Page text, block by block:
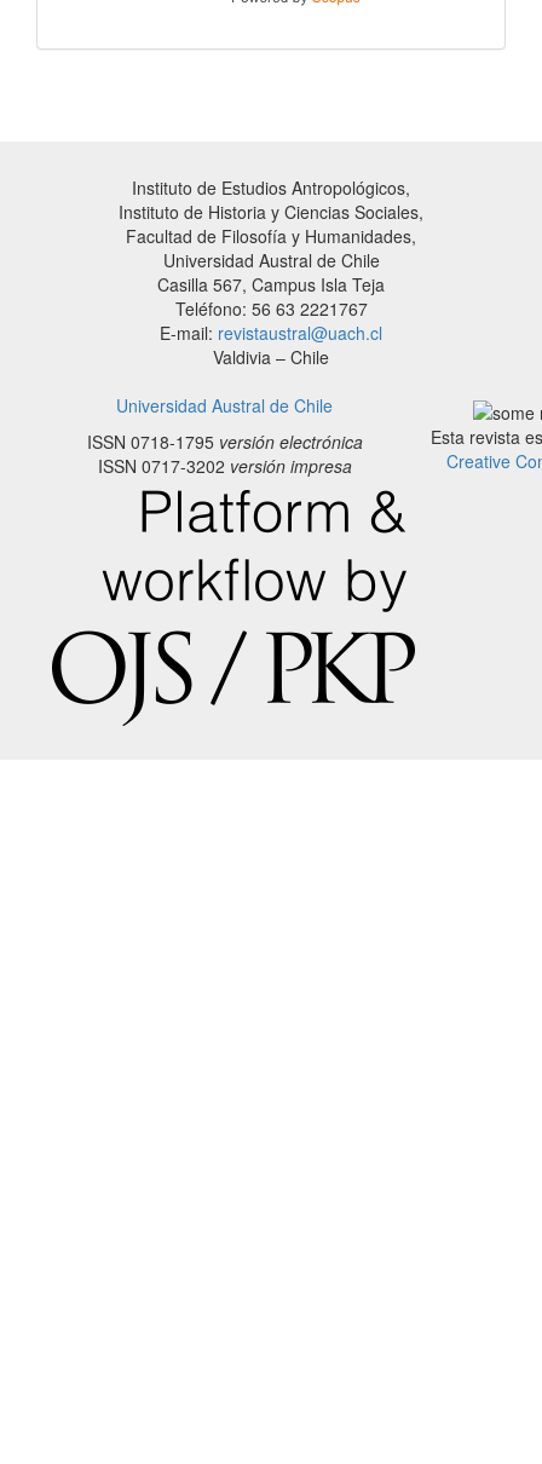
Instituto de Estudios Antropológicos,
Instituto de Historia y Ciencias Sociales,
Facultad de Filosofía y Humanidades,
Universidad Austral de Chile
Casilla 567, Campus Isla Teja
Teléfono: 56 63 2221767
E-mail: revistaustral@uach.cl
Valdivia – Chile
Universidad Austral de Chile
ISSN 0718-1795versión electrónica
ISSN 0717-3202 versión impresa
Esta revista
Creative